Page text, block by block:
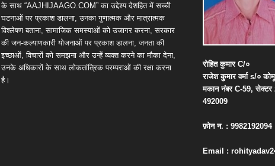
के साथ “AAJHIJAAGO.COM” का उद्देश्य देशहित में सच्ची
घटनाओं पर प्रकाश डालना, उनका गुणात्मक और मात्रात्मक
विश्लेषण बताना, सामाजिक समस्याओं को उजागर करना, सरकार
की जन-कल्याणकारी योजनाओं पर प्रकाश डालना, जनता की
इच्छाओं, विचारों को समझना और उन्हें व्यक्त करने का मौका देना,
उनके अधिकारों के साथ लोकतांत्रिक परम्पराओं की रक्षा करना
है।
रोहित कुमारC/०
राजेश कुमार वर्माs/० कोमू
मकान नंबरC-59,सेक्टर
492009
फ़ोन न. : 9982192094
Email :